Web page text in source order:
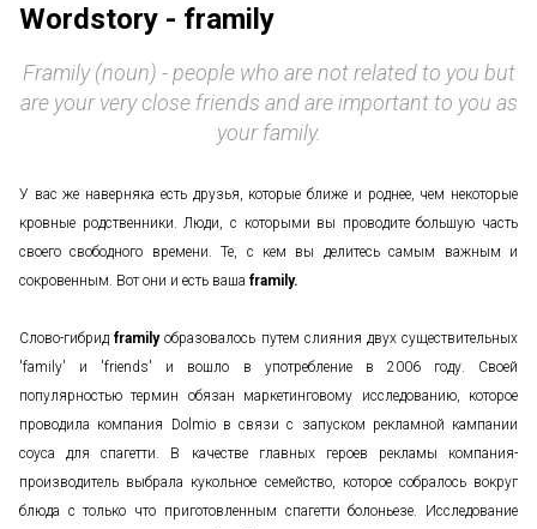
Wordstory - framily
Framily (noun) - people who are not related to you but
are your very close friends and are important to you as
your family.
У вас же наверняка есть друзья, которые ближе и роднее, чем некоторые
кровные родственники. Люди, с которыми вы проводите большую часть
своего свободного времени. Те, с кем вы делитесь самым важным и
сокровенным. Вот они и есть ваша framily.
Слово-гибридframilyобразовалось путем слияния двух существительных
'family' и 'friends' и вошло в употребление в 2006 году. Своей
популярностью термин обязан маркетинговому исследованию, которое
проводила компания Dolmio в связи с запуском рекламной кампании
соуса для спагетти. В качестве главных героев рекламы компания-
производитель выбрала кукольное семейство, которое собралось вокруг
блюда с только что приготовленным спагетти болоньезе. Исследование